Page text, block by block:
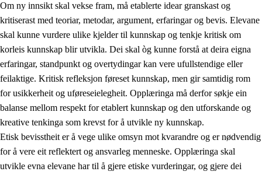
1.2 Identitet og kulturelt mangfald
1.3 Kritisk tenking og etisk bevisstheit
1.4 Skaparglede, engasjement og utforskartrong
1.5 Respekt for naturen og miljøbevisstheit
1.6 Demokrati og medverknad
Om ny innsikt skal vekse fram, må etablerte idear granskast og
kritiserast med teoriar, metodar, argument, erfaringar og bevis. Elevane
skal kunne vurdere ulike kjelder til kunnskap og tenkje kritisk om
korleis kunnskap blir utvikla. Dei skal òg kunne forstå at deira eigna
erfaringar, standpunkt og overtydingar kan vere ufullstendige eller
feilaktige. Kritisk refleksjon føreset kunnskap, men gir samtidig rom
for usikkerheit og uføreseielegheit. Opplæringa må derfor søkje ein
balanse mellom respekt for etablert kunnskap og den utforskande og
kreative tenkinga som krevst for å utvikle ny kunnskap.
Etisk bevisstheit er å vege ulike omsyn mot kvarandre og er nødvendig
for å vere eit reflektert og ansvarleg menneske. Opplæringa skal
utvikle evna elevane har til å gjere etiske vurderingar, og gjere dei